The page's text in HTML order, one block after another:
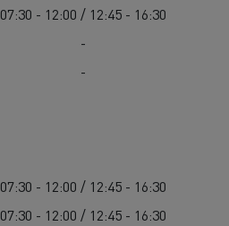
07:30 - 12:00 / 12:45 - 16:30
-
-
07:30 - 12:00 / 12:45 - 16:30
07:30 - 12:00 / 12:45 - 16:30